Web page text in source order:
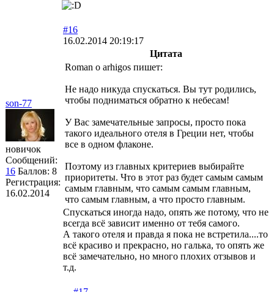
son-77
новичок
Сообщений:
16 Баллов: 8
Регистрация:
16.02.2014
#16
16.02.2014 20:19:17
Цитата
Roman o arhigos пишет:
Не надо никуда спускаться. Вы тут родились,
чтобы подниматься обратно к небесам!
У Вас замечательные запросы, просто пока
такого идеального отеля в Греции нет, чтобы
все в одном флаконе.
Поэтому из главных критериев выбирайте
приоритеты. Что в этот раз будет самым самым
самым главным, что самым самым главным,
что самым главным, а что просто главным.
Спускаться иногда надо, опять же потому, что не
всегда всё зависит именно от тебя самого.
А такого отеля и правда я пока не встретила....то
всё красиво и прекрасно, но галька, то опять же
всё замечательно, но много плохих отзывов и
т.д.